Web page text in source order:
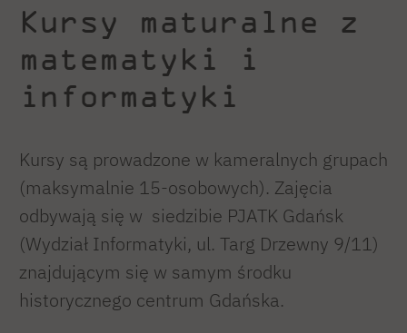
Kursy maturalne z
matematyki i
informatyki
Kursy są prowadzone w kameralnych grupach
(maksymalnie 15-osobowych). Zajęcia
odbywają się w siedzibie PJATK Gdańsk
(Wydział Informatyki, ul. Targ Drzewny 9/11)
znajdującym się w samym środku
historycznego centrum Gdańska.